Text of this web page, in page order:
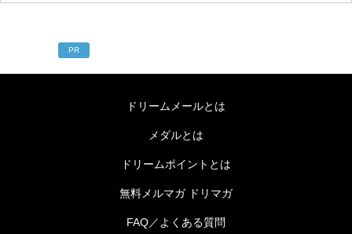
PR
ドリームメールとは
メダルとは
ドリームポイントとは
無料メルマガ ドリマガ
FAQ／よくある質問